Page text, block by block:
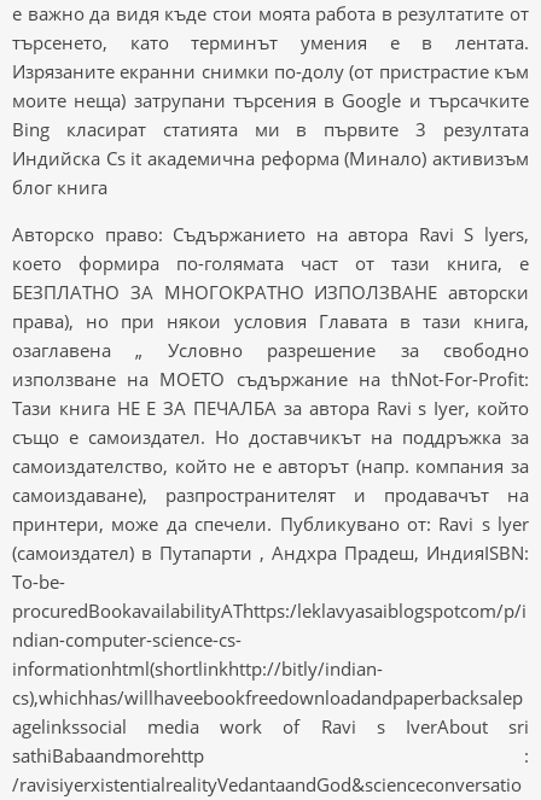
е важно да видя къде стои моята работа в резултатите от
търсенето, като терминът умения е в лентата.
Изрязаните екранни снимки по-долу (от пристрастие към
моите неща) затрупани търсения в Google и търсачките
Bing класират статията ми в първите 3 резултата
Индийска Cs it академична реформа (Минало) активизъм
блог книга
Авторско право: Съдържанието на автора Ravi S lyers,
което формира по-голямата част от тази книга, е
БЕЗПЛАТНО ЗА МНОГОКРАТНО ИЗПОЛЗВАНЕ авторски
права), но при някои условия Главата в тази книга,
озаглавена „ Условно разрешение за свободно
използване на МОЕТО съдържание на thNot-For-Profit:
Тази книга НЕ Е ЗА ПЕЧАЛБА за автора Ravi s Iyer, който
също е самоиздател. Но доставчикът на поддръжка за
самоиздателство, който не е авторът (напр. компания за
самоиздаване), разпространителят и продавачът на
принтери, може да спечели. Публикувано от: Ravi s lyer
(самоиздател) в Путапарти , Андхра Прадеш, ИндияISBN:
To-be-
procuredBookavailabilityAThttps:/leklavyasaiblogspotcom/p/i
ndian-computer-science-cs-
informationhtml(shortlinkhttp://bitly/indian-
cs),whichhas/willhaveebookfreedownloadandpaperbacksalep
agelinkssocial media work of Ravi s IverAbout sri
sathiBabaandmorehttp :
/ravisiyerxistentialrealityVedantaandGod&scienceconversatio